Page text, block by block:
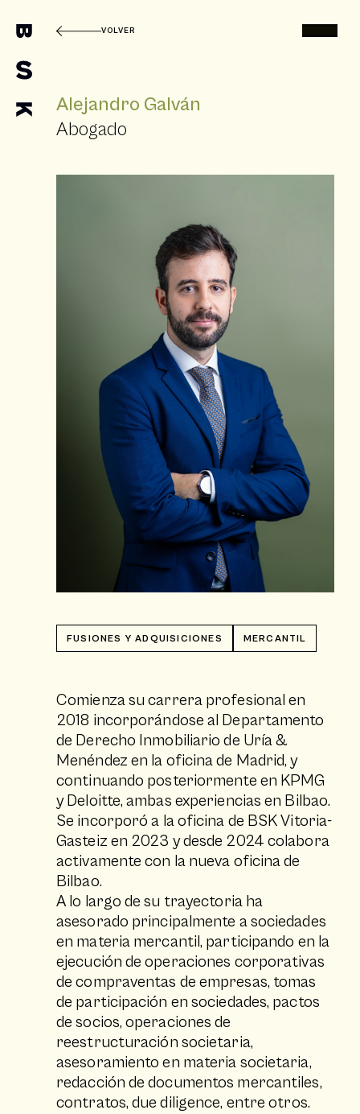
VOLVER
Alejandro Galván
Abogado
FUSIONES Y ADQUISICIONES MERCANTIL
Comienza su carrera profesional en
2018 incorporándose al Departamento
de Derecho Inmobiliario de Uría &
Menéndez en la oficina de Madrid, y
continuando posteriormente en KPMG
y Deloitte, ambas experiencias en Bilbao.
Se incorporó a la oficina de BSK Vitoria-
Gasteiz en 2023 y desde 2024 colabora
activamente con la nueva oficina de
Bilbao.
A lo largo de su trayectoria ha
asesorado principalmente a sociedades
en materia mercantil, participando en la
ejecución de operaciones corporativas
de compraventas de empresas, tomas
de participación en sociedades, pactos
de socios, operaciones de
reestructuración societaria,
asesoramiento en materia societaria,
redacción de documentos mercantiles,
contratos, due diligence, entre otros.